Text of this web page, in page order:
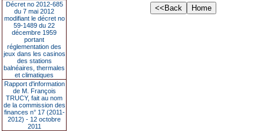
Décret no 2012-685
du 7 mai 2012
modifiant le décret no
59-1489 du 22
décembre 1959
portant
réglementation des
jeux dans les casinos
des stations
balnéaires, thermales
et climatiques
Rapport d'information
de M. François
TRUCY, fait au nom
de la commission des
finances n° 17 (2011-
2012) - 12 octobre
2011